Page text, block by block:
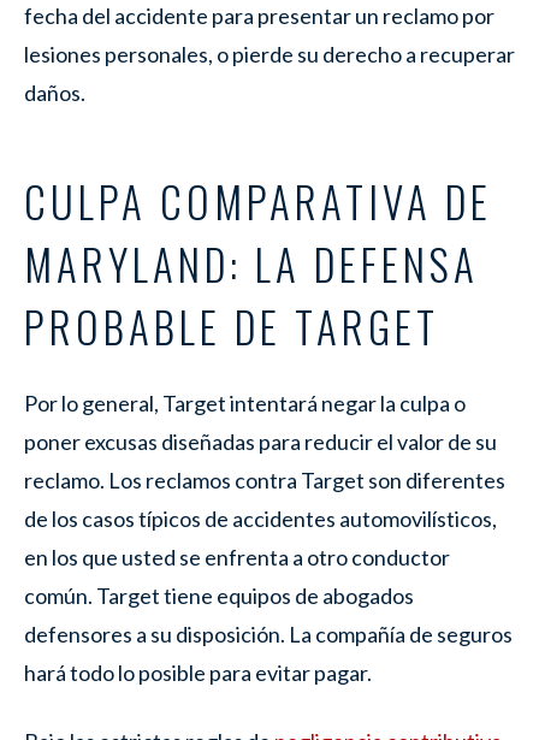
fecha del accidente para presentar un reclamo por
lesiones personales, o pierde su derecho a recuperar
daños.
CULPA COMPARATIVA DE
MARYLAND: LA DEFENSA
PROBABLE DE TARGET
Por lo general, Target intentará negar la culpa o
poner excusas diseñadas para reducir el valor de su
reclamo. Los reclamos contra Target son diferentes
de los casos típicos de accidentes automovilísticos,
en los que usted se enfrenta a otro conductor
común. Target tiene equipos de abogados
defensores a su disposición. La compañía de seguros
hará todo lo posible para evitar pagar.